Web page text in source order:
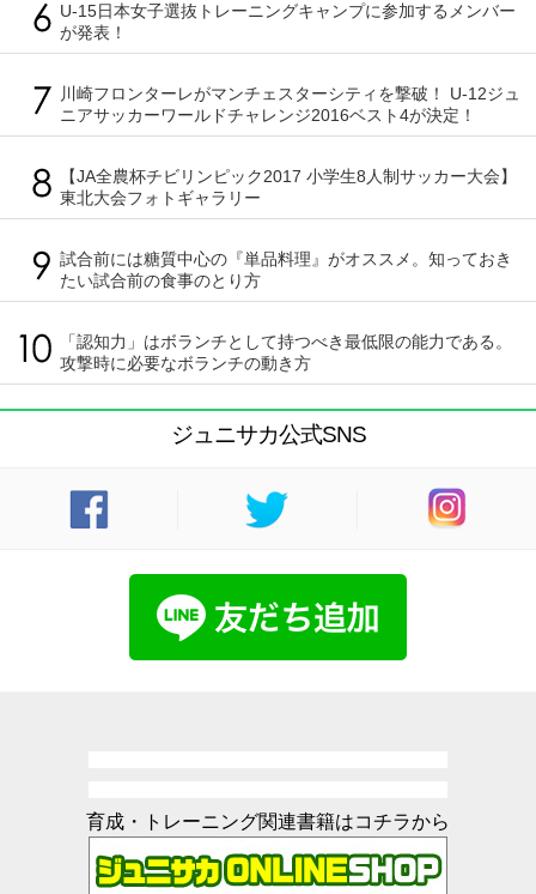
U-15日本女子選抜トレーニングキャンプに参加するメンバー
が発表！
川崎フロンターレがマンチェスターシティを撃破！ U-12ジュ
ニアサッカーワールドチャレンジ2016ベスト4が決定！
【JA全農杯チビリンピック2017 小学生8人制サッカー大会】
東北大会フォトギャラリー
試合前には糖質中心の『単品料理』がオススメ。知っておき
たい試合前の食事のとり方
「認知力」はボランチとして持つべき最低限の能力である。
攻撃時に必要なボランチの動き方
ジュニサカ公式SNS
育成・トレーニング関連書籍はコチラから